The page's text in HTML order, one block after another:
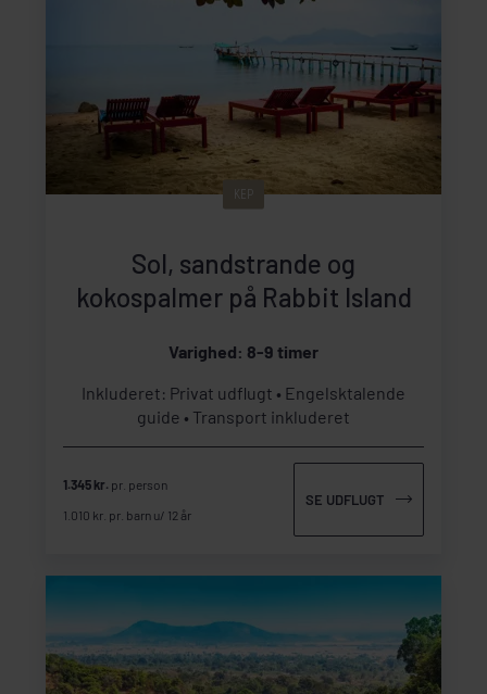
KEP
Sol, sandstrande og
kokospalmer på Rabbit Island
Varighed: 8-9 timer
Inkluderet: Privat udflugt
Engelsktalende
guide
Transport inkluderet
1.345 kr. pr. person
1.010 kr. pr. barn u/ 12 år
SE UDFLUGT